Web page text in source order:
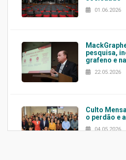
01.06.2026
pesquisa,
grafeno e
22.05.2026
Culto
o perdão e
04.05.2026